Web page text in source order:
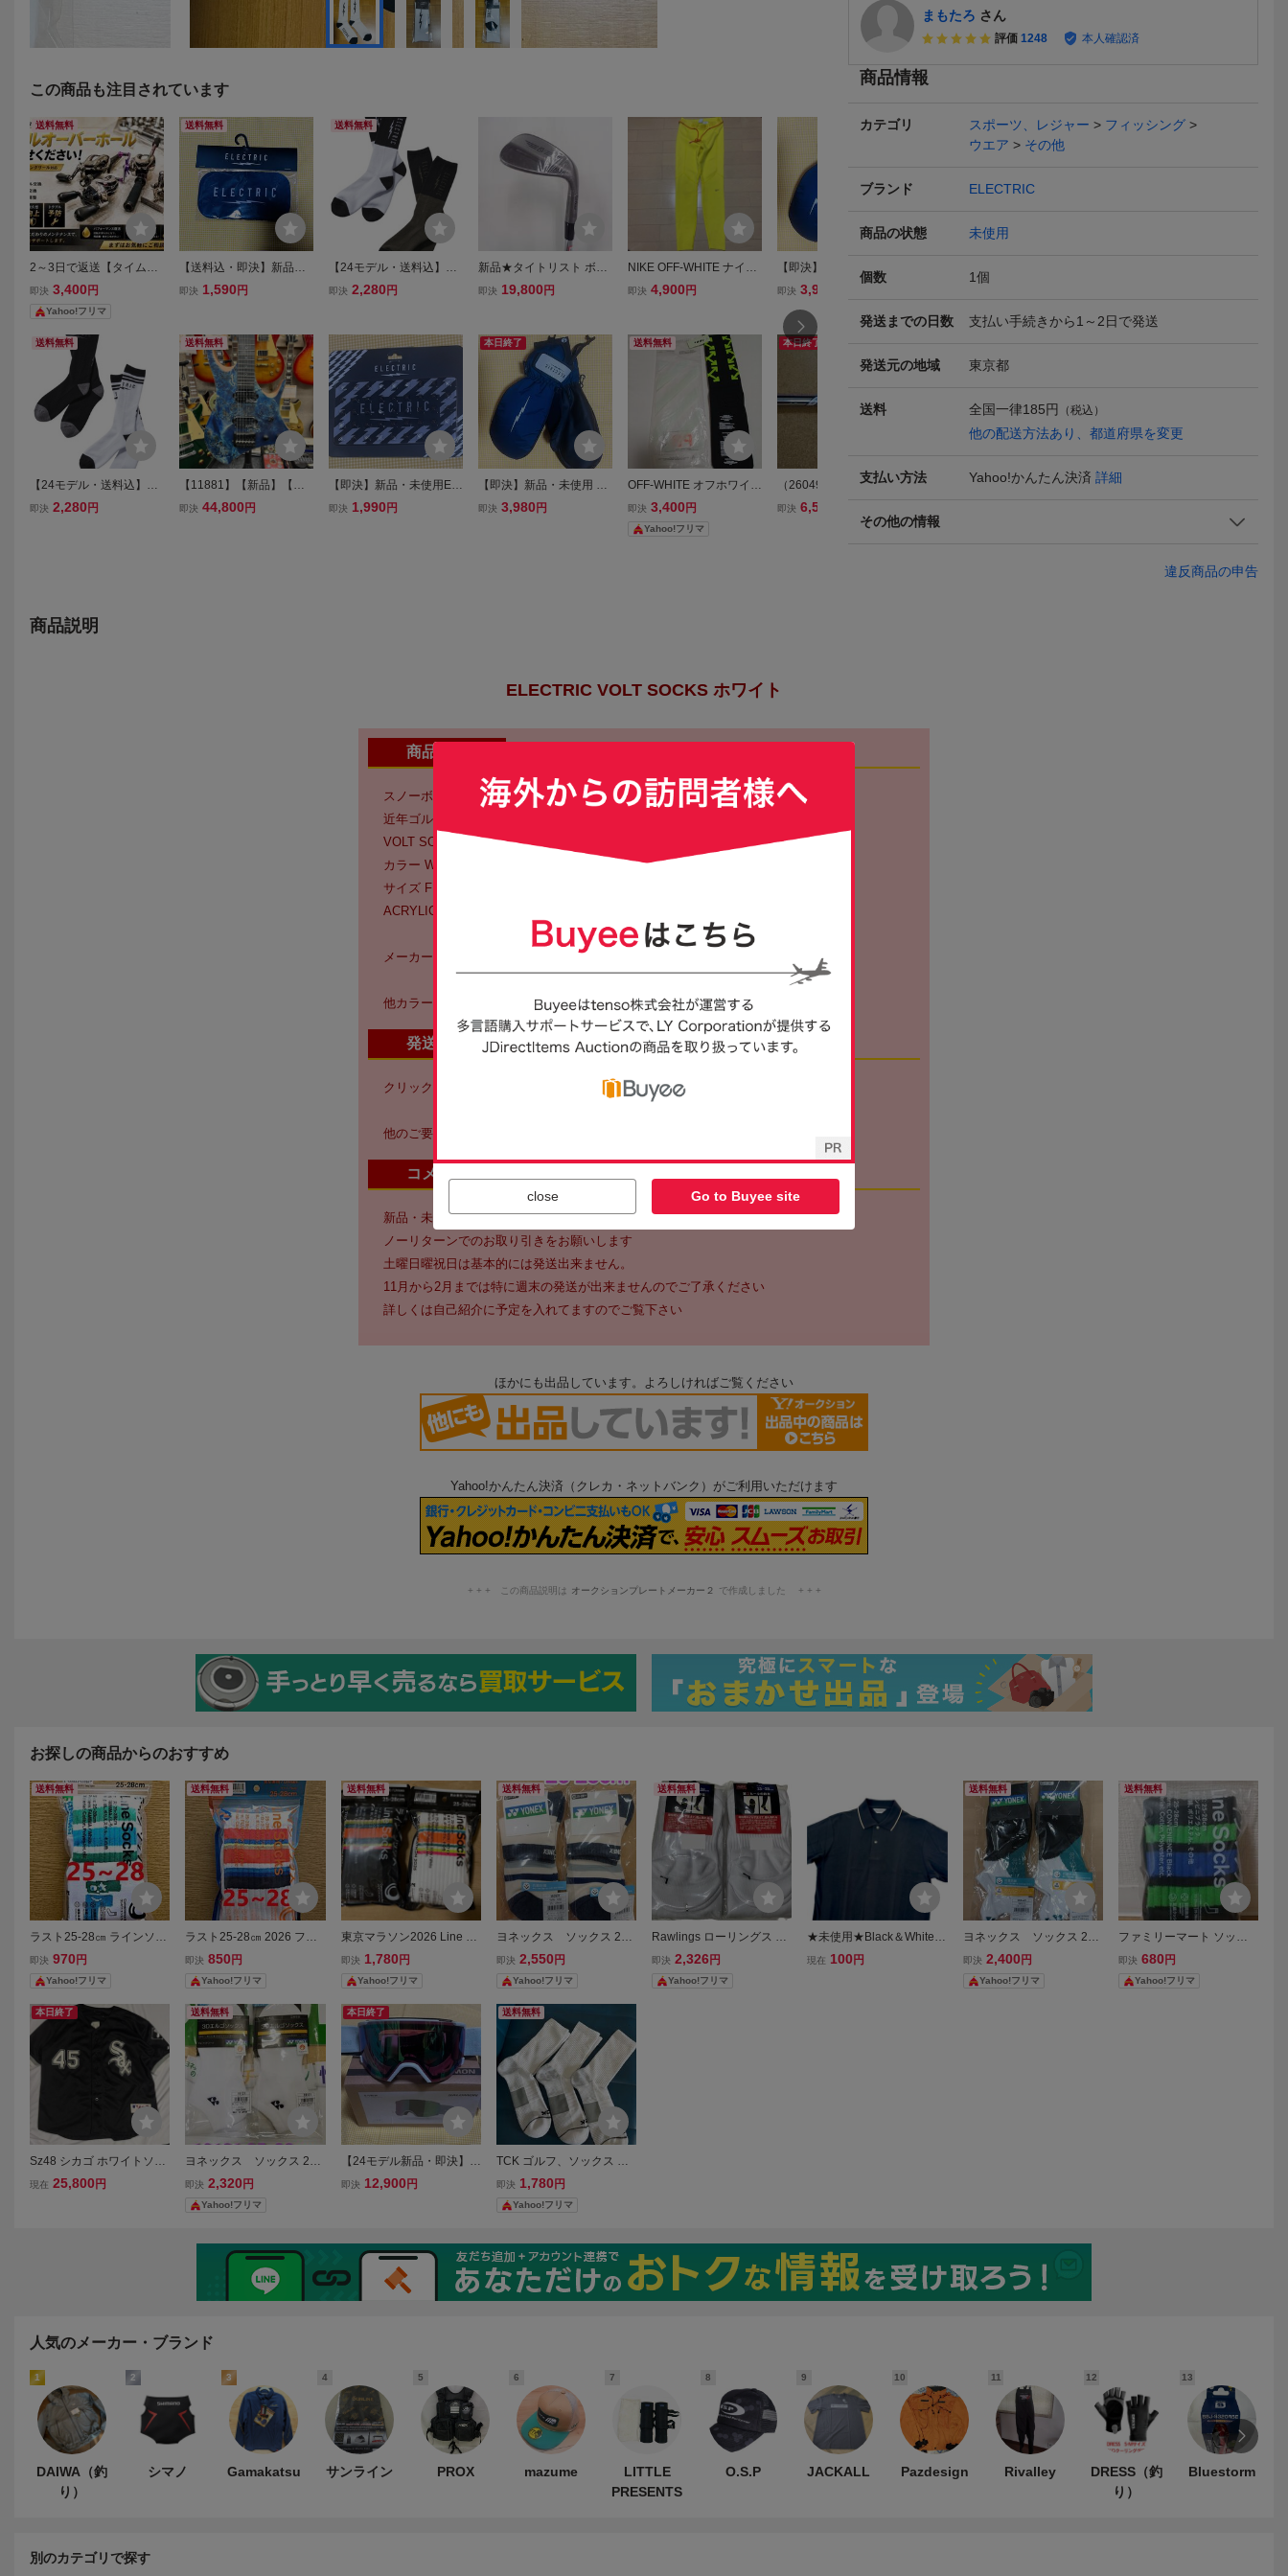
この商品も注目されています
送料無料
2～3日で返送【タイムセ
ール往復送料込】リール
す。OH メンテナンス
即決 3,400 円
Yahoo!フリマ
送料無料
【24モデル・送料込】新
品・未使用品ELECTRIC
即決 2,280 円
送料無料
【送料込・即決】新品・
未使用 ELECTRICゴーグ
VELAND アンダーボルト
ネイビービッグゴーグル
OK
即決 1,590 円
送料無料
【11881】【新品】【通
常弦張れます】 ヘッドレ
即決 44,800 円
送料無料
【24モデル・送料込】新
品・未使用品ELECTRIC
ホワイト エレクトリック
イナズマデザイン26%OF
F
即決 2,280 円
【即決】新品・未使用EL
ECTRIC DECK PAD SQU
即決 1,990 円
新品★タイトリスト ボー
ケイデザイン SM10ウェ
日本仕様品【ツアーホワ
イト】
即決 19,800 円
本日終了
【即決】新品・未使用 EL
ECTRIC MITTEN SNOW
即決 3,980 円
NIKE OFF-WHITE ナイキ
オフホワイト ロングタ
即決 4,900 円
送料無料
OFF-WHITE オフホワイト
ソックス 靴下 ブラック
即決 3,400 円
Yahoo!フリマ
【即決】新品・未使用 EL
ECTRIC MITTEN SNOW
ット ミトン ネイビー エ
レクトリック VOLTデザ
イン58%OFF
即決 3,980
本日終了
（260497）★シャフト単
品★ UT用 AMT TOUR W
HITE S200 タイトリスト
即決 6,500
ABASS 巻きジグ VOLT ボ
ジグ 3個セット 120g
OFF-WHITE オフホワイト
ネオンイエロー
ワイト 新品・未使用
ファミマ ラインソックス
ケットス
まもたろ さん
評価 1248 本人確認済
商品情報
カテゴリ スポーツ、レジャー
フィッシング
ウエア
その他
ブランド ELECTRIC
商品の状態 未使用
個数 1個
発送までの日数 支払い手続きから1～2日で発送
発送元の地域 東京都
送料 全国一律185円 （税込）
他の配送方法あり、都道府県を変更
支払い方法 Yahoo!かんたん決済 詳細
その他の情報
違反商品の申告
商品説明
お探しの商品からのおすすめ
送料無料
ラスト25-28㎝ ラインソッ
クス ホワイト ファミマ Fa
ト 1
即決 970 円
Yahoo!フリマ
送料無料
ラスト25-28㎝ 2026 フジ
ロック ホワイト ラインソ
rt ファミリーマート 1
即決 850 円
Yahoo!フリマ
送料無料
東京マラソン2026 Line So
cks ラインソックス 2足セ
即決 1,780 円
Yahoo!フリマ
送料無料
ヨネックス ソックス 25-
28cm 19263Y ホワイト/ネ
即決 2,550 円
Yahoo!フリマ
送料無料
Rawlings ローリングス ソ
ックス 25-28cm 2足セット
ホワイト アンダーストッ
即決 2,326円
Yahoo!フリマ
★未使用★Black＆White
ブラックアンドホワイト /
現在 100 円
送料無料
ヨネックス ソックス 25-
28cm 19244Y ホワイト×2
即決 2,400 円
Yahoo!フリマ
送料無料
ファミリーマート ソック
ス ラインソックス 靴下 フ
㎝
即決 680 円
Yahoo!フリマ
本日終了
Sz48 シカゴ ホワイトソッ
クス マイケル ジョーダン
現在 25,800円
送料無料
ヨネックス ソックス 25-
28cm 19121 ホワイト×2
即決 2,320円
Yahoo!フリマ
本日終了
【24モデル新品・即決】未
使用SALOMON S/VIEW W
トモス27%OFF
即決 12,900円
送料無料
TCK ゴルフ、ソックス ホ
ワイト 3足セット25-28cm
即決 1,780円
Yahoo!フリマ
人気のメーカー・ブランド
1
DAIWA（釣
り）
2
シマノ
3
Gamakatsu
4
サンライン
5
PROX
6
mazume
7
LITTLE
PRESENTS
8
O.S.P
9
JACKALL
10
Pazdesign
11
Rivalley
12
DRESS（釣
り）
13
Bluestorm
別のカテゴリで探す
close Go to Buyee site